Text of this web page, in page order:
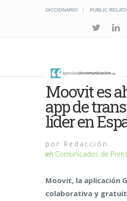
DICCIONARIO PUBLIC
Moovit es
app de
líder en
por Redacción
en Comunicados de
Moovit, la aplicación
colaborativa y